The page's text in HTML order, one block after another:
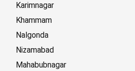
Karimnagar
Khammam
Nalgonda
Nizamabad
Mahabubnagar